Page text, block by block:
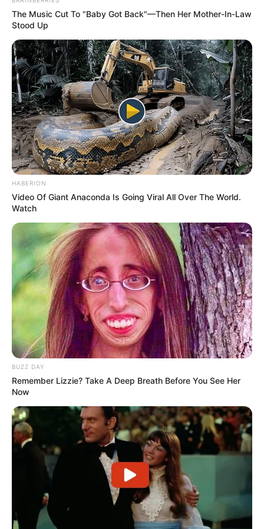
ΛΙΓΑ ΛΟΓΙΑ ΓΙΑ ΜΕΝΑ
Πέμπτη, 22 Οκτωβρίου 2020, 20:06
ΓΕΙΑ ΣΑΣ….ΚΑΛΩΣ ΗΛΘΑΤΕ ΣΤΗΝ ΙΣΤΟΣΕΛΙΔΑ...
ΑΛΕΞΑΝΔΡΟΣ ΖΕΥΣ Ο
ΑΡΧΗΓΟΣ ΤΩΝ ΕΛ. Ο
ΑΠΟΛΥΤΟΣ ΚΥΡΙΑΡΧΟΣ.
ΕΙΝΑΙ ΕΔΩ, ΕΙΝΑΙ...
ΕΙΜΑΣΤΕ ΣΤΗΝ ΤΕΛΙΚΗ
ΕΥΘΕΙΑ.. ΕΙΝΑΙ ΕΔΩ.. ΕΙΝΑΙ
ΜΑΖΙ ΜΑΣ, ΜΑΣ
ΠΡΟΣΤΑΤΕΥΟΥΝ ΚΑΙ...
παρατυπίες και
συγκρούσεις συμφερόντων
Email address:
The Music Cut To "Baby Got Back"—Then Her Mother-In-Law
Stood Up
HABERION
Video Of Giant Anaconda Is Going Viral All Over The World.
Watch
BUZZ DAY
Remember Lizzie? Take A Deep Breath Before You See Her
Now